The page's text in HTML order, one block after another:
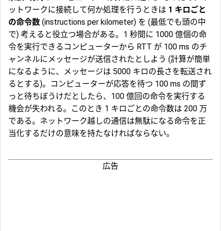
ットワークに接続して何か処理を行うときは 1 キロごと
の命令数 (instructions per kilometer) を (最低でも頭の中
で) 考えると役立つ場合がある。1 秒間に 1000 億個の命
令を実行できるコンピューターから RTT が 100 ms のチ
ャンネルにメッセージが送信されたとしよう (計算が簡単
になるように、メッセージは 5000 キロの長さを転送され
るとする)。コンピューターが応答を待つ 100 ms の間ず
っと待ちぼうけだとしたら、100 億回の命令を実行する
機会が失われる。このとき 1 キロごとの命令数は 200 万
である。ネットワーク越しの通信は無駄になる命令を正
当化するだけの意味を持たなければならない。
広告